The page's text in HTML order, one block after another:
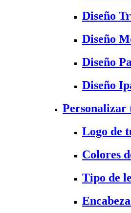
Diseño
Diseño
Diseño
Diseño
Personalizar
Logo de
Colores
Tipo de